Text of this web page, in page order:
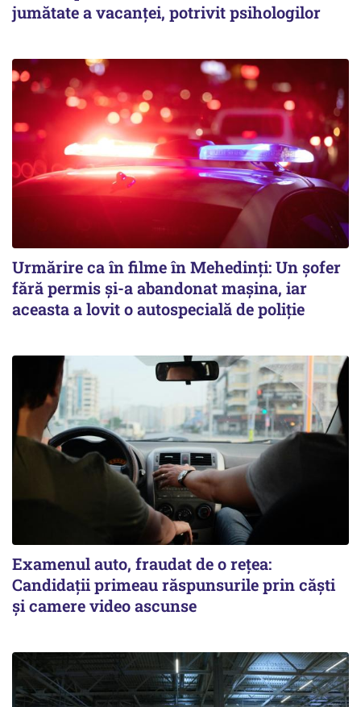
jumătate a vacanței, potrivit psihologilor
Urmărire ca în filme în Mehedinți: Un șofer
fără permis și-a abandonat mașina, iar
aceasta a lovit o autospecială de poliție
Examenul auto, fraudat de o rețea:
Candidații primeau răspunsurile prin căști
și camere video ascunse